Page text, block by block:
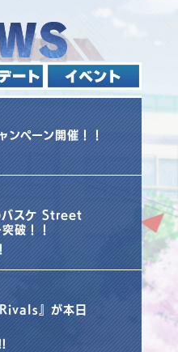
ペーン開催！！
バスケ Street
破！！
』が本日